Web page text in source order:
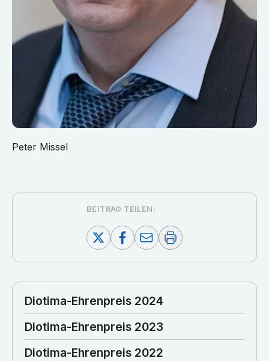
Peter Missel
BEITRAG TEILEN:
Diotima-Ehrenpreis 2024
Diotima-Ehrenpreis 2023
Diotima-Ehrenpreis 2022